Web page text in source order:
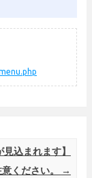
見込まれます】
ください。
→